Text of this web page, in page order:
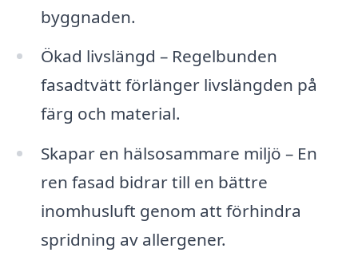
byggnaden.
Ökad livslängd – Regelbunden
fasadtvätt förlänger livslängden på
färg och material.
Skapar en hälsosammare miljö – En
ren fasad bidrar till en bättre
inomhusluft genom att förhindra
spridning av allergener.